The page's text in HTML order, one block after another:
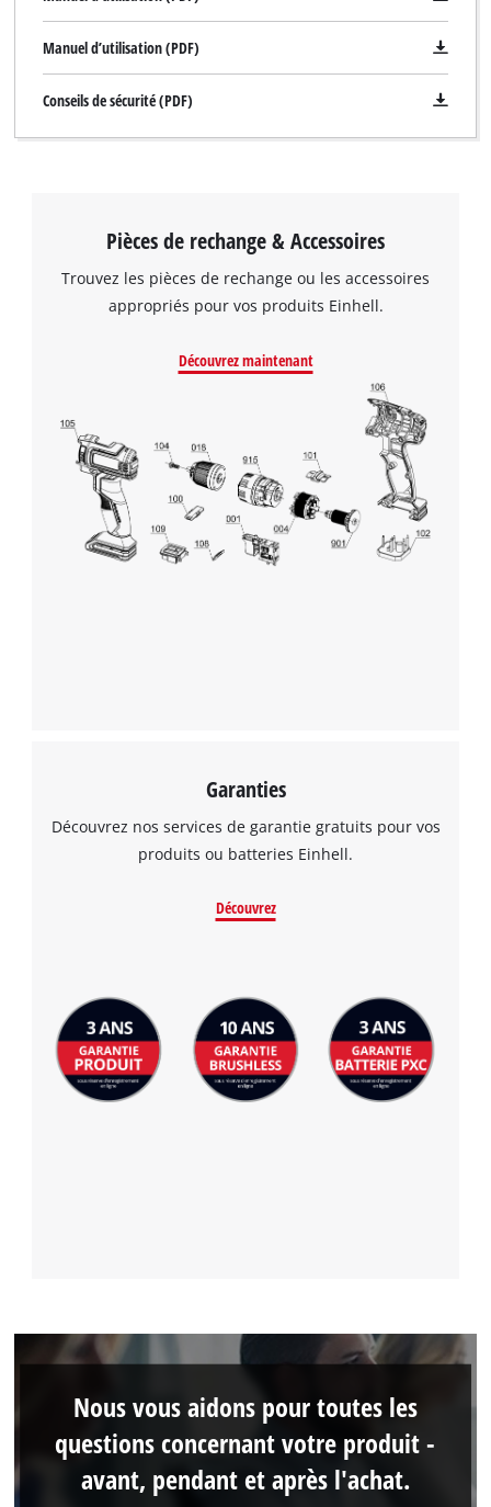
pouvoir charger Google Maps !
This content is not permitted to load due
to trackers that are not disclosed to the
visitor. The website owner needs to setup
the site with their CMP to add this content
to the list of technologies used.
Powered by
Usercentrics Consent
Management Platform
Manuel d’utilisation (PDF)
Conseils de sécurité (PDF)
Pièces de rechange & Accessoires
Trouvez les pièces de rechange ou les accessoires
appropriés pour vos produits Einhell.
Découvrez maintenant
Garanties
Découvrez nos services de garantie gratuits pour vos
produits ou batteries Einhell.
Découvrez
Nous vous aidons pour toutes les
questions concernant votre produit -
avant, pendant et après l'achat.